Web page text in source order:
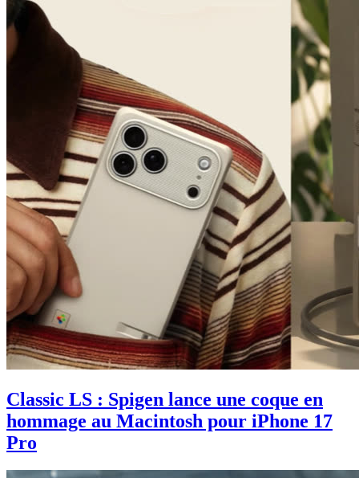
Classic LS : Spigen lance une coque en
hommage au Macintosh pour iPhone 17
Pro